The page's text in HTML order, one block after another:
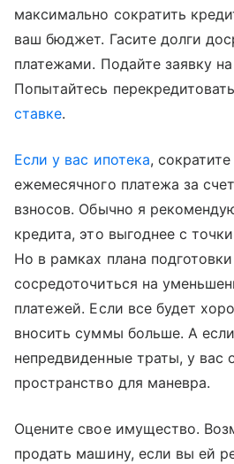
максимально сократить
ваш бюджет. Гасите долги
платежами. Подайте заявку
Попытайтесь
ставке.
Если у вас ипотека,
ежемесячного платежа за
взносов. Обычно я
кредита, это выгоднее с
Но в рамках плана
сосредоточиться на
платежей. Если все будет
вносить суммы больше. А
непредвиденные траты, у вас
пространство для маневра.
Оцените свое имущество.
продать машину, если вы ей